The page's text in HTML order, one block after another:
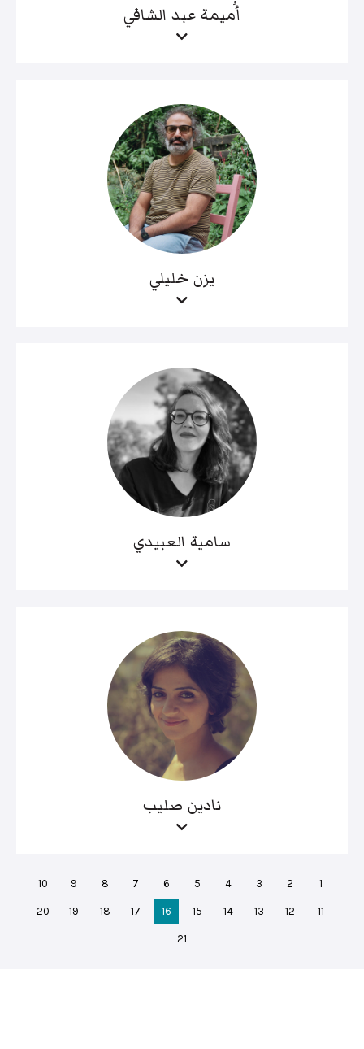
أُميمة عبد الشافي
يزن خليلي
سامية العبيدي
نادين صليب
1
2
3
4
5
6
7
8
9
10
11
12
13
14
15
16
17
18
19
20
21